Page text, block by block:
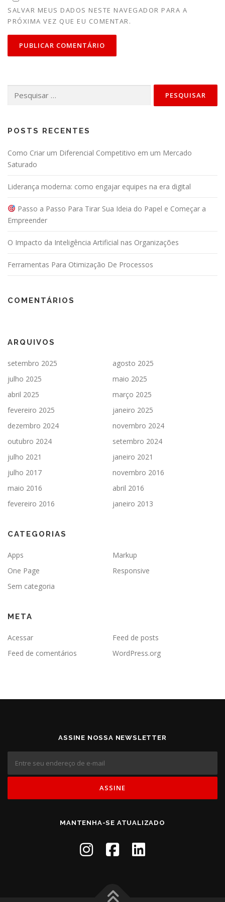
SALVAR MEUS DADOS NESTE NAVEGADOR PARA A
PRÓXIMA VEZ QUE EU COMENTAR.
por:
POSTS RECENTES
Como Criar um Diferencial Competitivo em um Mercado
Saturado
Liderança moderna: como engajar equipes na era digital
Passo a Passo Para Tirar Sua Ideia do Papel e Começar a
Empreender
O Impacto da Inteligência Artificial nas Organizações
Ferramentas Para Otimização De Processos
COMENTÁRIOS
ARQUIVOS
setembro 2025
agosto 2025
julho 2025
maio 2025
abril 2025
março 2025
fevereiro 2025
janeiro 2025
dezembro 2024
novembro 2024
outubro 2024
setembro 2024
julho 2021
janeiro 2021
julho 2017
novembro 2016
maio 2016
abril 2016
fevereiro 2016
janeiro 2013
CATEGORIAS
Apps
Markup
One Page
Responsive
Sem categoria
META
Acessar
Feed de posts
Feed de comentários
WordPress.org
ASSINE NOSSA NEWSLETTER
MANTENHA-SE ATUALIZADO